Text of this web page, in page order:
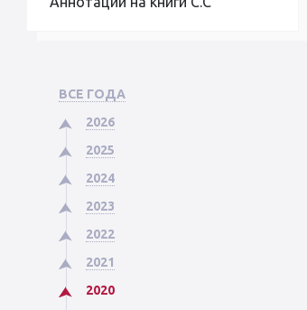
ВСЕ ГОДА
2026
2025
2024
2023
2022
2021
2020